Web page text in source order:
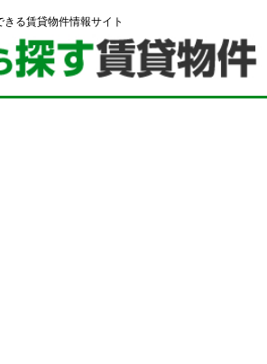
る賃貸物件情報サイト